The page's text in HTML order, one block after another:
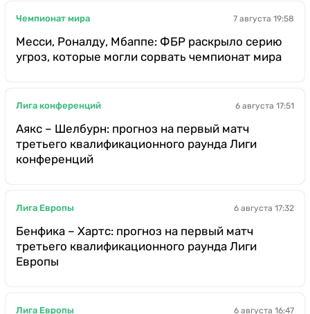
Чемпионат мира 7 августа 19:58
Месси, Роналду, Мбаппе: ФБР раскрыло серию
угроз, которые могли сорвать чемпионат мира
Лига конференций 6 августа 17:51
Аякс – Шелбурн: прогноз на первый матч
третьего квалификационного раунда Лиги
конференций
Лига Европы 6 августа 17:32
Бенфика – Хартс: прогноз на первый матч
третьего квалификационного раунда Лиги
Европы
Лига Европы 6 августа 16:47